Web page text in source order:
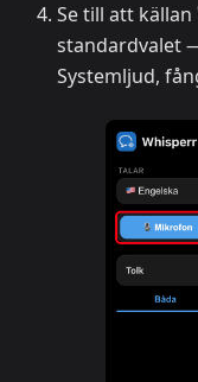
Se till att källan
standardvalet
Systemljud,